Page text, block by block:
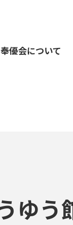
奉優会について
ゆう